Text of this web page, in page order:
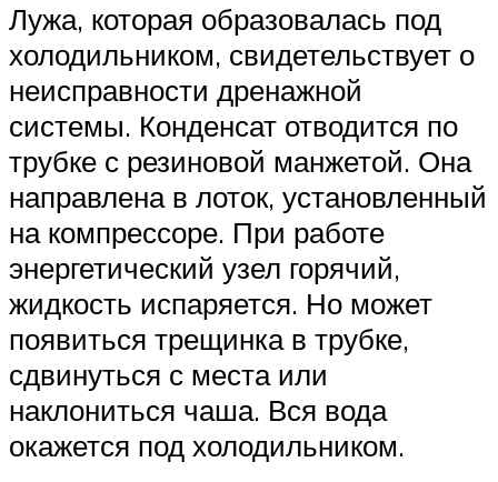
Лужа, которая образовалась под
холодильником, свидетельствует о
неисправности дренажной
системы. Конденсат отводится по
трубке с резиновой манжетой. Она
направлена в лоток, установленный
на компрессоре. При работе
энергетический узел горячий,
жидкость испаряется. Но может
появиться трещинка в трубке,
сдвинуться с места или
наклониться чаша. Вся вода
окажется под холодильником.